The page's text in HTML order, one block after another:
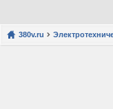
380v.ru